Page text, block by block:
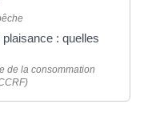
: quelles
de la consommation